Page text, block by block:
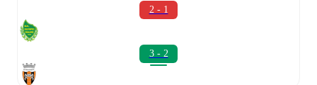
2 - 1
3 - 2